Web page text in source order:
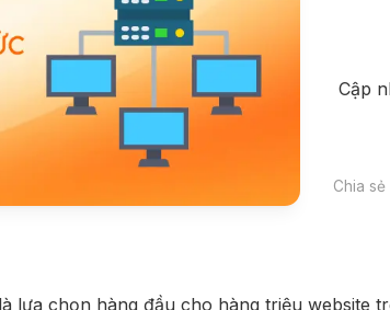
Cập
Chia
lựa chọn hàng đầu cho hàng triệu website